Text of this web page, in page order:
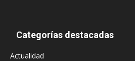
Categorías destacadas
Actualidad